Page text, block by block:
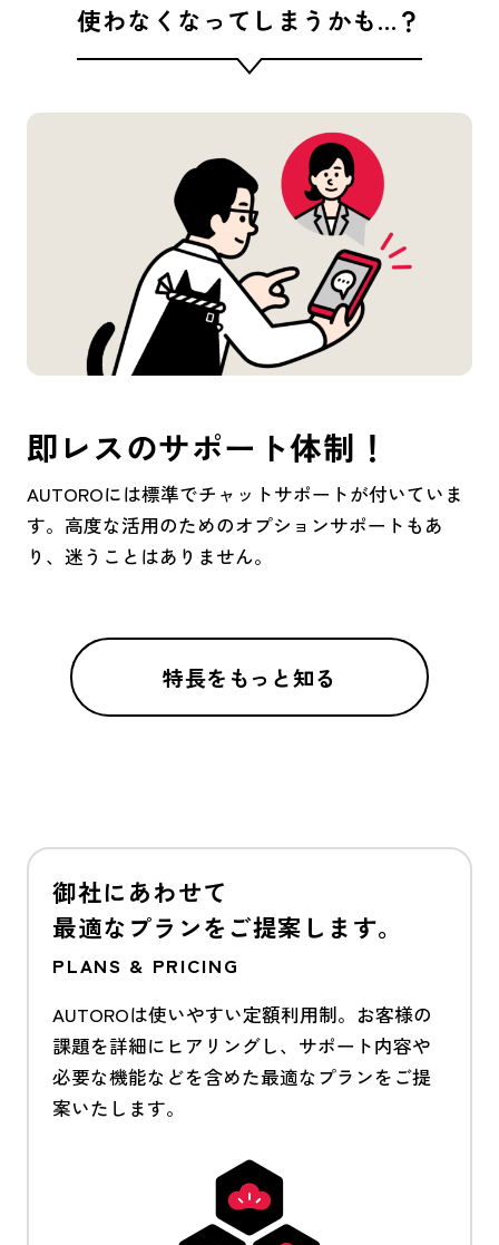
使わなくなってしまうかも…？
即レスのサポート体制！
AUTOROには標準でチャットサポートが付いていま
す。高度な活用のためのオプションサポートもあ
り、迷うことはありません。
特長をもっと知る
御社にあわせて
最適なプランをご提案します。
PLANS & PRICING
AUTOROは使いやすい定額利用制。お客様の
課題を詳細にヒアリングし、サポート内容や
必要な機能などを含めた最適なプランをご提
案いたします。